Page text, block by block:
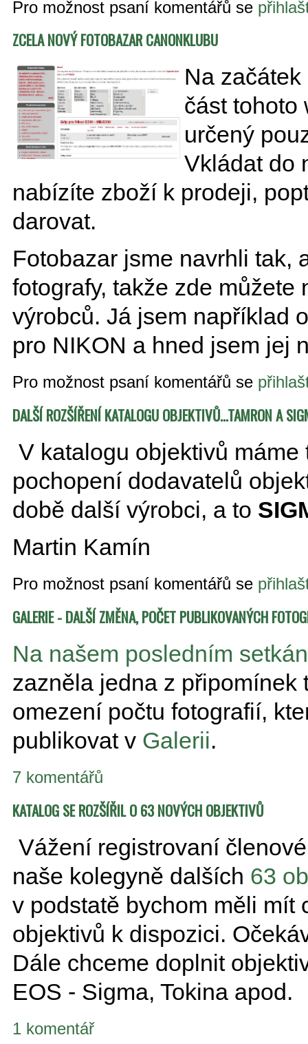
Pro možnost psaní komentářů se
ZCELA NOVÝ FOTOBAZAR CANONKLUBU
Na
část
určený
Vkládat do
nabízíte zboží k prodeji,
darovat.
Fotobazar jsme navrhli tak,
fotografy, takže zde
výrobců. Já jsem například
pro NIKON a hned jsem jej
Pro možnost psaní komentářů se
DALŠÍ ROZŠÍŘENÍ KATALOGU OBJEKTIVŮ...TAMRON A
V katalogu objektivů
pochopení dodavatelů
době další výrobci, a to
Martin Kamín
Pro možnost psaní komentářů se
GALERIE - DALŠÍ ZMĚNA, POČET PUBLIKOVANÝCH
Na našem posledním
zazněla jedna z
omezení počtu fotografií,
publikovat v Galerii.
7 komentářů
KATALOG SE ROZŠÍŘIL O 63 NOVÝCH OBJEKTIVŮ
Vážení registrovaní
naše kolegyně dalších 63
v podstatě bychom měli mít
objektivů k dispozici.
Dále chceme doplnit
EOS - Sigma, Tokina apod.
1 komentář